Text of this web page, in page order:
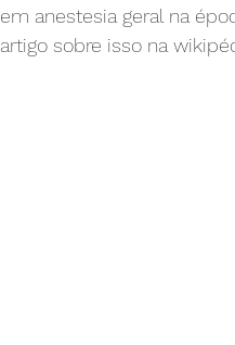
em anestesia geral na
artigo sobre isso na